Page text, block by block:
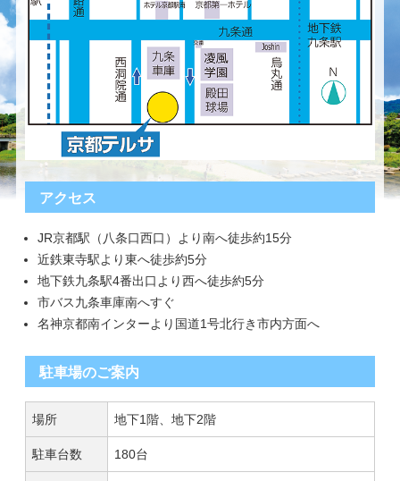
アクセス
JR京都駅（八条口西口）より南へ徒歩約15分
近鉄東寺駅より東へ徒歩約5分
地下鉄九条駅4番出口より西へ徒歩約5分
市バス九条車庫南へすぐ
名神京都南インターより国道1号北行き市内方面へ
駐車場のご案内
場所 地下1階、地下2階
駐車台数 180台